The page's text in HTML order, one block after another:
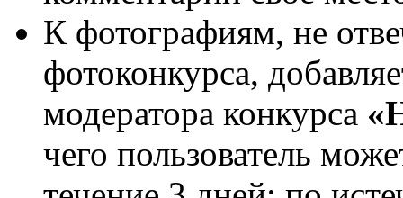
К фотографиям, не
фотоконкурса,
модератора конкурса
чего пользователь